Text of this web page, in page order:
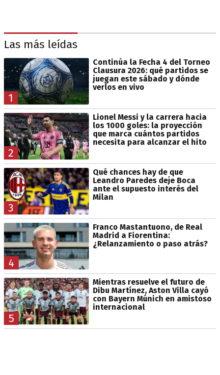
Las más leídas
1
Continúa la Fecha 4 del Torneo
Clausura 2026: qué partidos se
juegan este sábado y dónde
verlos en vivo
2
Lionel Messi y la carrera hacia
los 1000 goles: la proyección
que marca cuántos partidos
necesita para alcanzar el hito
3
Qué chances hay de que
Leandro Paredes deje Boca
ante el supuesto interés del
Milan
4
Franco Mastantuono, de Real
Madrid a Fiorentina:
¿Relanzamiento o paso atrás?
5
Mientras resuelve el futuro de
Dibu Martínez, Aston Villa cayó
con Bayern Múnich en amistoso
internacional